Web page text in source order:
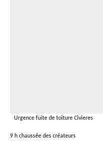
Urgence fuite de toiture Civieres
9 h chaussée des créateurs